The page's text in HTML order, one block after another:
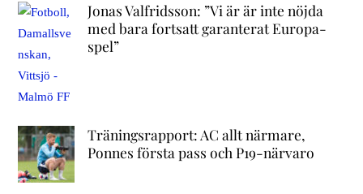
Jonas Valfridsson: ”Vi är är inte nöjda
med bara fortsatt garanterat Europa-
spel”
Träningsrapport: AC allt närmare,
Ponnes första pass och P19-närvaro